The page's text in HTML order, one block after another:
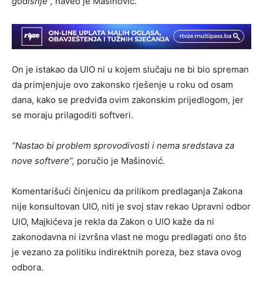
On je istakao da UIO ni u kojem slučaju ne bi bio spreman
da primjenjuje ovo zakonsko rješenje u roku od osam
dana, kako se predviđa ovim zakonskim prijedlogom, jer
se moraju prilagoditi softveri.
“Nastao bi problem sprovodivosti i nema sredstava za
nove softvere”, poručio je Mašinović.
Komentarišući činjenicu da prilikom predlaganja Zakona
nije konsultovan UIO, niti je svoj stav rekao Upravni odbor
UIO, Majkićeva je rekla da Zakon o UIO kaže da ni
zakonodavna ni izvršna vlast ne mogu predlagati ono što
je vezano za politiku indirektnih poreza, bez stava ovog
odbora.